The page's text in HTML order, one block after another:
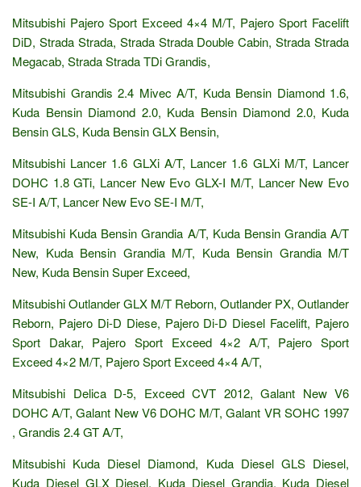
Mitsubishi Pajero Sport Exceed 4×4 M/T, Pajero Sport Facelift
DiD, Strada Strada, Strada Strada Double Cabin, Strada Strada
Megacab, Strada Strada TDi Grandis,
Mitsubishi Grandis 2.4 Mivec A/T, Kuda Bensin Diamond 1.6,
Kuda Bensin Diamond 2.0, Kuda Bensin Diamond 2.0, Kuda
Bensin GLS, Kuda Bensin GLX Bensin,
Mitsubishi Lancer 1.6 GLXi A/T, Lancer 1.6 GLXi M/T, Lancer
DOHC 1.8 GTi, Lancer New Evo GLX-I M/T, Lancer New Evo
SE-I A/T, Lancer New Evo SE-I M/T,
Mitsubishi Kuda Bensin Grandia A/T, Kuda Bensin Grandia A/T
New, Kuda Bensin Grandia M/T, Kuda Bensin Grandia M/T
New, Kuda Bensin Super Exceed,
Mitsubishi Outlander GLX M/T Reborn, Outlander PX, Outlander
Reborn, Pajero Di-D Diese, Pajero Di-D Diesel Facelift, Pajero
Sport Dakar, Pajero Sport Exceed 4×2 A/T, Pajero Sport
Exceed 4×2 M/T, Pajero Sport Exceed 4×4 A/T,
Mitsubishi Delica D-5, Exceed CVT 2012, Galant New V6
DOHC A/T, Galant New V6 DOHC M/T, Galant VR SOHC 1997
, Grandis 2.4 GT A/T,
Mitsubishi Kuda Diesel Diamond, Kuda Diesel GLS Diesel,
Kuda Diesel GLX Diesel, Kuda Diesel Grandia, Kuda Diesel